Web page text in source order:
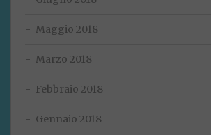
Maggio 2018
Marzo 2018
Febbraio 2018
Gennaio 2018